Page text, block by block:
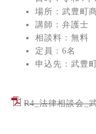
場所：武豊町
講師：弁護士
相談料：無料
定員：6名
申込先：武豊
R4_法律相談会_